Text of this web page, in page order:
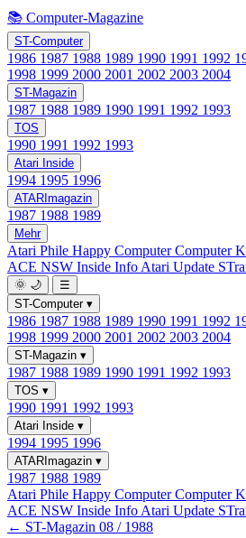
📚 Computer-Magazine
ST-Computer
1986 1987 1988 1989 1990 1991 1992
1998 1999 2000 2001 2002 2003 2004
ST-Magazin
1987 1988 1989 1990 1991 1992 1993
TOS
1990 1991 1992 1993
Atari Inside
1994 1995 1996
ATARImagazin
1987 1988 1989
Mehr
Atari Phile Happy ComputerComputer
ACE NSW Inside Info Atari Update
🌞 🌙
☰
ST-Computer ▾
1986 1987 1988 1989 1990 1991 1992
1998 1999 2000 2001 2002 2003 2004
ST-Magazin ▾
1987 1988 1989 1990 1991 1992 1993
TOS ▾
1990 1991 1992 1993
Atari Inside ▾
1994 1995 1996
ATARImagazin ▾
1987 1988 1989
Atari Phile Happy ComputerComputer
ACE NSW Inside Info Atari Update
← ST-Magazin 08 / 1988